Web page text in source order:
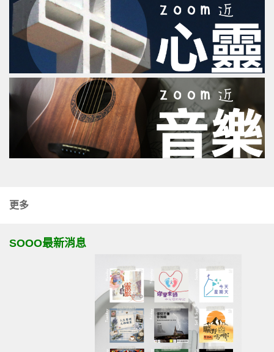
更多
SOOO最新消息